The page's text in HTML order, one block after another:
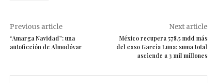
Previous article
“Amarga Navidad”: una
autoficción de Almodóvar
Next article
México recupera 578.5 mdd más
del caso García Luna; suma total
asciende a 3 mil millones